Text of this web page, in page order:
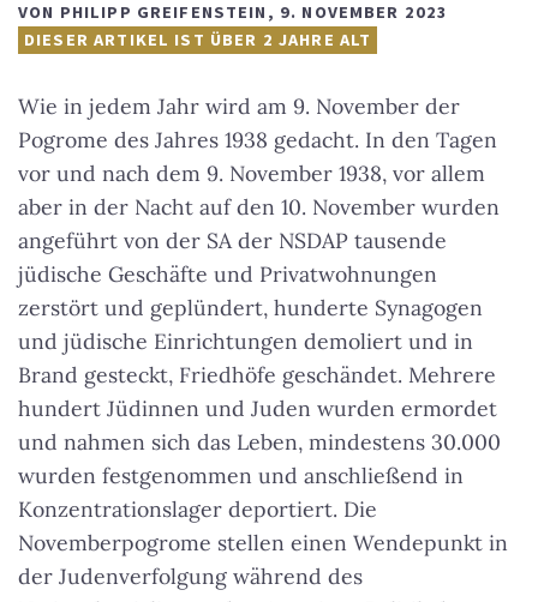
VON PHILIPP GREIFENSTEIN , 9. NOVEMBER 2023
DIESER ARTIKEL IST ÜBER 2 JAHRE ALT
Wie in jedem Jahr wird am 9. November der
Pogrome des Jahres 1938 gedacht. In den Tagen
vor und nach dem 9. November 1938, vor allem
aber in der Nacht auf den 10. November wurden
angeführt von der SA der NSDAP tausende
jüdische Geschäfte und Privatwohnungen
zerstört und geplündert, hunderte Synagogen
und jüdische Einrichtungen demoliert und in
Brand gesteckt, Friedhöfe geschändet. Mehrere
hundert Jüdinnen und Juden wurden ermordet
und nahmen sich das Leben, mindestens 30.000
wurden festgenommen und anschließend in
Konzentrationslager deportiert. Die
Novemberpogrome stellen einen Wendepunkt in
der Judenverfolgung während des